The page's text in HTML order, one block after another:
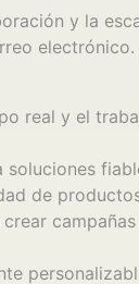
y la
electrónico.
real y el
soluciones
de